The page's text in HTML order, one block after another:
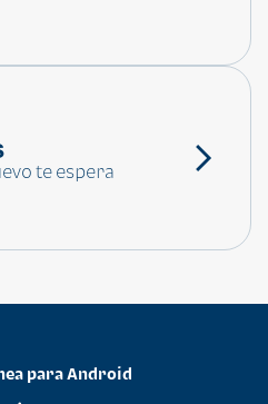
te espera
para Android